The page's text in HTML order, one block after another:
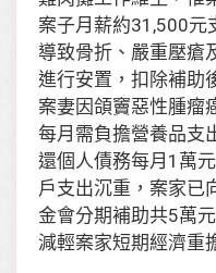
案子月薪約31,500元
導致骨折、嚴重壓瘡
進行安置，扣除補助
案妻因頜竇惡性腫瘤
每月需負擔營養品支
還個人債務每月1萬
戶支出沉重，案家已
金會分期補助共5萬
減輕案家短期經濟重